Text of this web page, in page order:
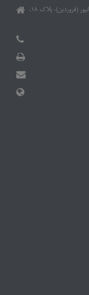
تهران، خیابان پاسداران، خیابان دولت، بعد از اختیاریه، کوچه زنجانپور (فروردین)، پلاک ۱۸،